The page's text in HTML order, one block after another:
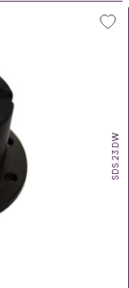
SDS.23.DW